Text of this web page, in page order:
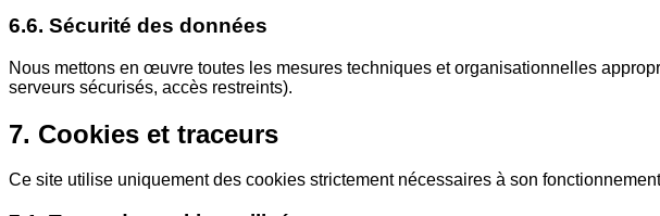
6.6. Sécurité des données
Nous mettons en œuvre toutes les mesures techniques et organisationnelles
serveurs sécurisés, accès restreints).
7. Cookies et traceurs
Ce site utilise uniquement des cookies strictement nécessaires à son